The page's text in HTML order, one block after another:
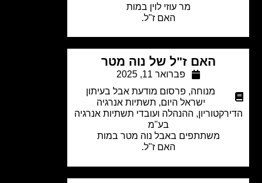
מר עוזי לוין במות
האם ז"ל.
האם ז"ל של נוה מטר
פברואר 11, 2025
מנוחה
פרסום מודעת אבל בעיתון
ישראל היום,תשתיות אנרגיה
ההנהלה ועובדי תשתיות אנרגיה
משתתפים באבל נוה מטר במות
האם ז"ל.